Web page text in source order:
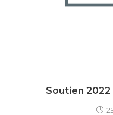
Soutien 2022